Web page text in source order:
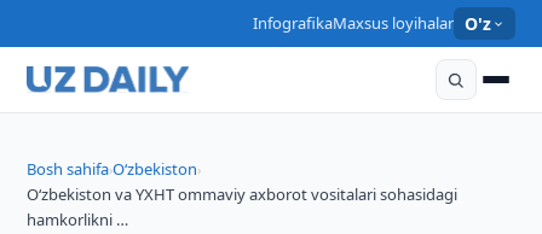
InfografikaMaxsus loyihalar O'z
Bosh sahifa›O‘zbekiston›
Oʻzbekiston va YXHT ommaviy axborot vositalari sohasidagi
hamkorlikni …